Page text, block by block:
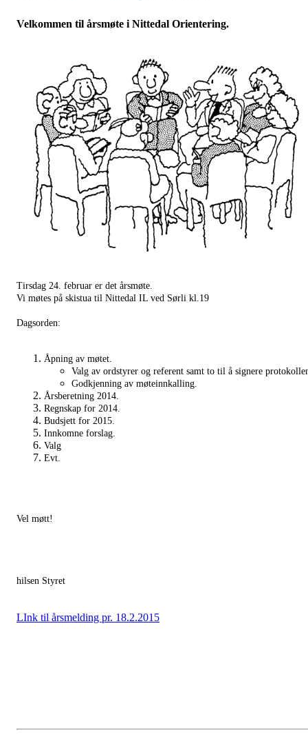
Velkommen til årsmøte i Nittedal Orientering.
Tirsdag 24. februar er det årsmøte.
Vi møtes på skistua til Nittedal IL ved Sørli kl.19
Dagsorden:
Åpning av møtet.
Valg av ordstyrer og referent samt to til å signere
Godkjenning av møteinnkalling.
Årsberetning 2014.
Regnskap for 2014.
Budsjett for 2015.
Innkomne forslag.
Valg
Evt.
Vel møtt!
hilsen Styret
LInk til årsmelding pr. 18.2.2015